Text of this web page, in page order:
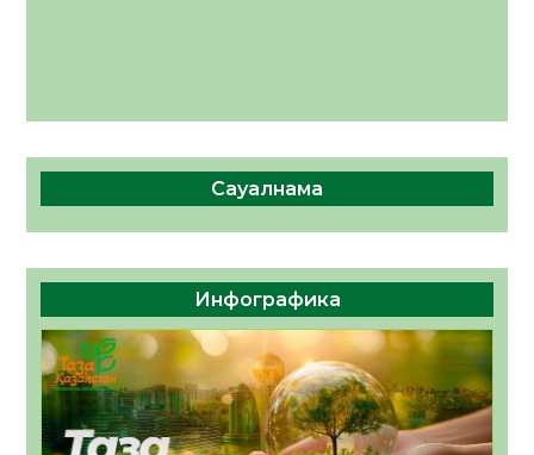
Сауалнама
Инфографика